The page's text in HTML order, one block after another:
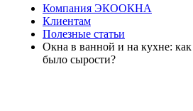
Компания ЭКООКНА
Клиентам
Полезные статьи
Окна в ванной и на кухне:
было сырости?